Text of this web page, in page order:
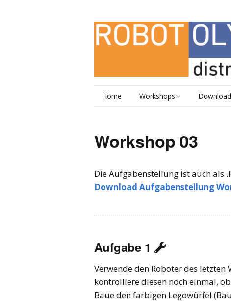
Home Workshops
Motorsteuerung,
Schleifen
Sensoren, Bedingungen
Follower
Wettbewerb 2022 online
Wettbewerb 2023
Workshop 03
Die Aufgabenstellung ist auch als
Download Aufgabenstellung
Aufgabe 1 
Verwende den Roboter des
kontrolliere diesen noch einmal,
Baue den farbigen Legowürfel